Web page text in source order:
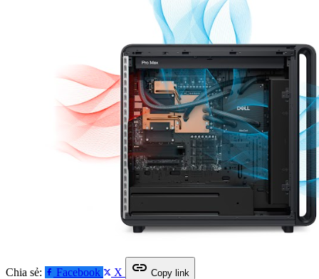
Chia sẻ: Facebook X link Copy link